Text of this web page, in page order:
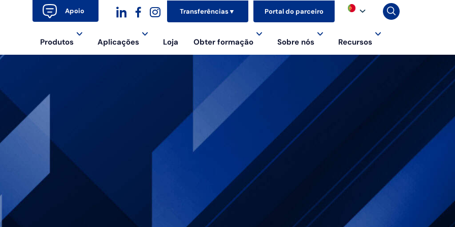
Apoio
dashicons-
linkedin
dashicons-
facebook-
instagram
Transferências▼ Portal do parceiro
Produtos Aplicações Loja Obter formação Sobre nós Recursos